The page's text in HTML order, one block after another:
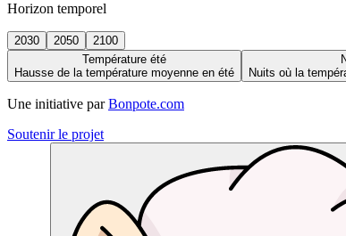
Horizon temporel
2030 2050
2100
Température été
Hausse de la température moyenne en été
Nuits où la
Une initiative par Bonpote.com
Soutenir le projet